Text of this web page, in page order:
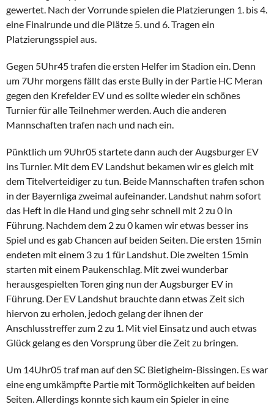
gewertet. Nach der Vorrunde spielen die Platzierungen 1. bis 4.
eine Finalrunde und die Plätze 5. und 6. Tragen ein
Platzierungsspiel aus.
Gegen 5Uhr45 trafen die ersten Helfer im Stadion ein. Denn
um 7Uhr morgens fällt das erste Bully in der Partie HC Meran
gegen den Krefelder EV und es sollte wieder ein schönes
Turnier für alle Teilnehmer werden. Auch die anderen
Mannschaften trafen nach und nach ein.
Pünktlich um 9Uhr05 startete dann auch der Augsburger EV
ins Turnier. Mit dem EV Landshut bekamen wir es gleich mit
dem Titelverteidiger zu tun. Beide Mannschaften trafen schon
in der Bayernliga zweimal aufeinander. Landshut nahm sofort
das Heft in die Hand und ging sehr schnell mit 2 zu 0 in
Führung. Nachdem dem 2 zu 0 kamen wir etwas besser ins
Spiel und es gab Chancen auf beiden Seiten. Die ersten 15min
endeten mit einem 3 zu 1 für Landshut. Die zweiten 15min
starten mit einem Paukenschlag. Mit zwei wunderbar
herausgespielten Toren ging nun der Augsburger EV in
Führung. Der EV Landshut brauchte dann etwas Zeit sich
hiervon zu erholen, jedoch gelang der ihnen der
Anschlusstreffer zum 2 zu 1. Mit viel Einsatz und auch etwas
Glück gelang es den Vorsprung über die Zeit zu bringen.
Um 14Uhr05 traf man auf den SC Bietigheim-Bissingen. Es war
eine eng umkämpfte Partie mit Tormöglichkeiten auf beiden
Seiten. Allerdings konnte sich kaum ein Spieler in eine